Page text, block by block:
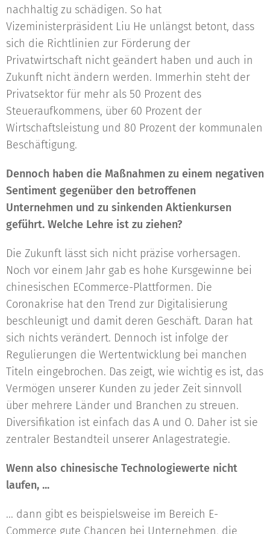
nachhaltig zu schädigen. So hat
Vizeministerpräsident Liu He unlängst betont, dass
sich die Richtlinien zur Förderung der
Privatwirtschaft nicht geändert haben und auch in
Zukunft nicht ändern werden. Immerhin steht der
Privatsektor für mehr als 50 Prozent des
Steueraufkommens, über 60 Prozent der
Wirtschaftsleistung und 80 Prozent der kommunalen
Beschäftigung.
Dennoch haben die Maßnahmen zu einem negativen
Sentiment gegenüber den betroffenen
Unternehmen und zu sinkenden Aktienkursen
geführt. Welche Lehre ist zu ziehen?
Die Zukunft lässt sich nicht präzise vorhersagen.
Noch vor einem Jahr gab es hohe Kursgewinne bei
chinesischen ECommerce-Plattformen. Die
Coronakrise hat den Trend zur Digitalisierung
beschleunigt und damit deren Geschäft. Daran hat
sich nichts verändert. Dennoch ist infolge der
Regulierungen die Wertentwicklung bei manchen
Titeln eingebrochen. Das zeigt, wie wichtig es ist, das
Vermögen unserer Kunden zu jeder Zeit sinnvoll
über mehrere Länder und Branchen zu streuen.
Diversifikation ist einfach das A und O. Daher ist sie
zentraler Bestandteil unserer Anlagestrategie.
Wenn also chinesische Technologiewerte nicht
laufen, ...
... dann gibt es beispielsweise im Bereich E-
Commerce gute Chancen bei Unternehmen, die